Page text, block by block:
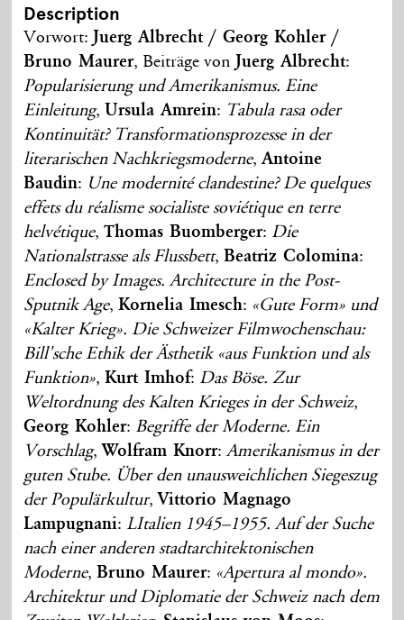
Description
Vorwort: Juerg Albrecht / Georg Kohler /
Bruno Maurer, Beiträge von Juerg Albrecht:
Popularisierung und Amerikanismus. Eine
Einleitung, Ursula Amrein: Tabula rasa oder
Kontinuität? Transformationsprozesse in der
literarischen Nachkriegsmoderne,Antoine
Baudin: Une modernité clandestine? De quelques
effets du réalisme socialiste soviétique en terre
helvétique,Thomas Buomberger: Die
Nationalstrasse als Flussbett,Beatriz Colomina:
Enclosed by Images. Architecture in the Post-
Sputnik Age,Kornelia Imesch: «Gute Form» und
«Kalter Krieg». Die Schweizer Filmwochenschau:
Bill'sche Ethik der Ästhetik «aus Funktion und als
Funktion»,Kurt Imhof: Das Böse. Zur
Weltordnung des Kalten Krieges in der Schweiz,
Georg Kohler: Begriffe der Moderne. Ein
Vorschlag, Wolfram Knorr:Amerikanismus in der
guten Stube. Über den unausweichlichen Siegeszug
der Populärkultur, Vittorio Magnago
Lampugnani:LItalien 1945–1955. Auf der Suche
nach einer anderen stadtarchitektonischen
Moderne,Bruno Maurer: «Apertura al mondo».
Architektur und Diplomatie der Schweiz nach dem